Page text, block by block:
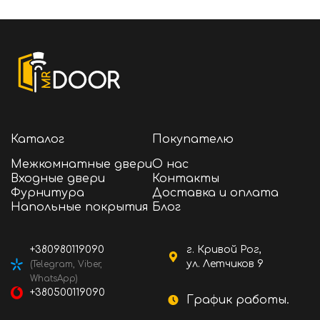
Каталог
Межкомнатные двери
Входные двери
Фурнитура
Напольные покрытия
Покупателю
О нас
Контакты
Доставка и оплата
Блог
г. Кривой Рог,
ул. Летчиков 9
График работы.
+380980119090
(Telegram, Viber,
WhatsApp)
+380500119090